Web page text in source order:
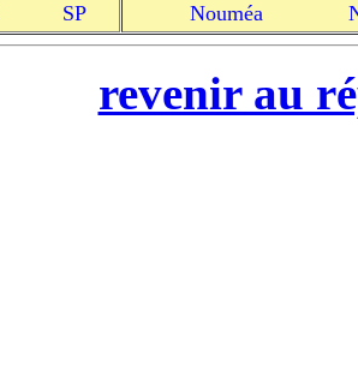
SP Nouméa
revenir au